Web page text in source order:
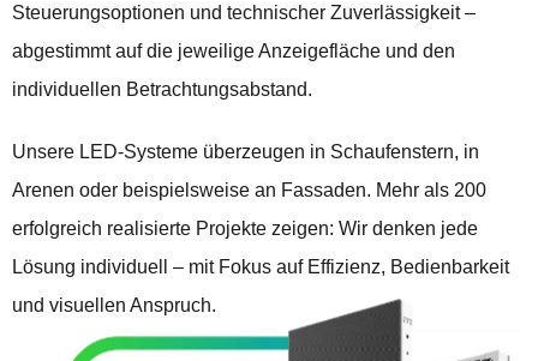
Steuerungsoptionen und technischer Zuverlässigkeit –
abgestimmt auf die jeweilige Anzeigefläche und den
individuellen Betrachtungsabstand.
Unsere LED-Systeme überzeugen in Schaufenstern, in
Arenen oder beispielsweise an Fassaden. Mehr als 200
erfolgreich realisierte Projekte zeigen: Wir denken jede
Lösung individuell – mit Fokus auf Effizienz, Bedienbarkeit
und visuellen Anspruch.